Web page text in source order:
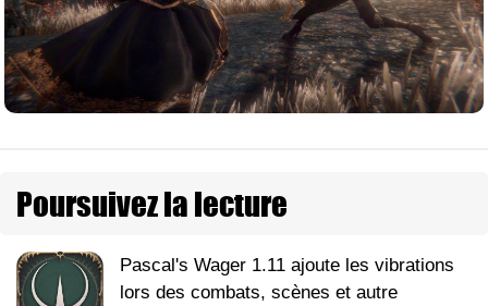
Poursuivez la lecture
Pascal's Wager 1.11 ajoute les vibrations
lors des combats, scènes et autre